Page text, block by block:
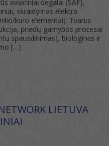
aviaciniai degalai (SAF),
skraidymas elektra
kuro elementai). Tvarus
priedų gamybos procesai
spausdinimas), biologinės ir
[…]
LIETUVA